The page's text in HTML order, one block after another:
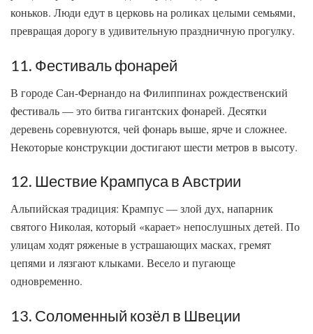
коньков. Люди едут в церковь на роликах целыми семьями,
превращая дорогу в удивительную праздничную прогулку.
11. Фестиваль фонарей
В городе Сан-Фернандо на Филиппинах рождественский
фестиваль — это битва гигантских фонарей. Десятки
деревень соревнуются, чей фонарь выше, ярче и сложнее.
Некоторые конструкции достигают шести метров в высоту.
12. Шествие Крампуса в Австрии
Альпийская традиция: Крампус — злой дух, напарник
святого Николая, который «карает» непослушных детей. По
улицам ходят ряженые в устрашающих масках, гремят
цепями и лязгают клыками. Весело и пугающе
одновременно.
13. Соломенный козёл в Швеции